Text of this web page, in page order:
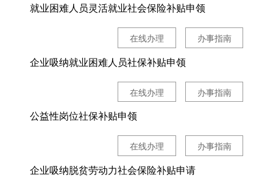
就业困难人员灵活就业社会保险补贴申领
办事指南
在线办理
企业吸纳就业困难人员社保补贴申领
办事指南
在线办理
公益性岗位社保补贴申领
办事指南
在线办理
企业吸纳脱贫劳动力社会保险补贴申请